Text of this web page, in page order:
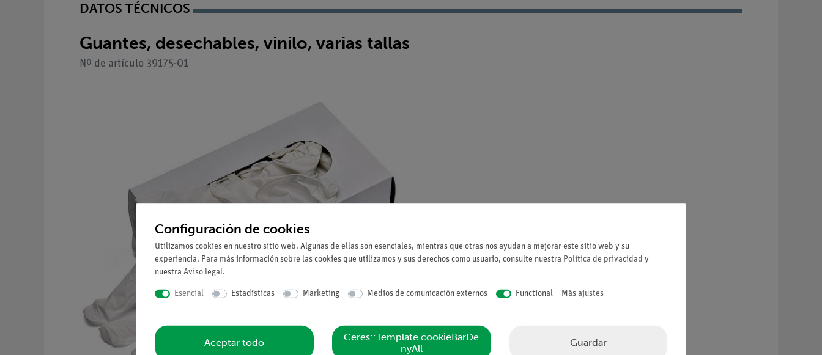
DATOS TÉCNICOS
Guantes, desechables, vinilo, varias tallas
Nº de artículo 39175-01
Configuración de cookies
Utilizamos cookies en nuestro sitio web. Algunas de ellas son esenciales, mientras que otras nos ayudan a mejorar este sitio web y su
experiencia. Para más información sobre las cookies que utilizamos y sus derechos como usuario, consulte nuestra Política de privacidad y
nuestra Aviso legal.
Esencial Estadísticas Marketing Medios de comunicación externos Functional Más ajustes
Aceptar todo
Ceres::Template.cookieBarDe
nyAll
Guardar